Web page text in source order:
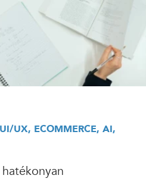
UX, ECOMMERCE, AI,